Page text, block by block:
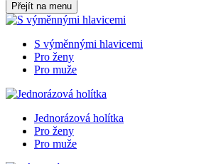
Přejít na menu
S výměnnými hlavicemi
Pro ženy
Pro muže
Jednorázová holítka
Pro ženy
Pro muže